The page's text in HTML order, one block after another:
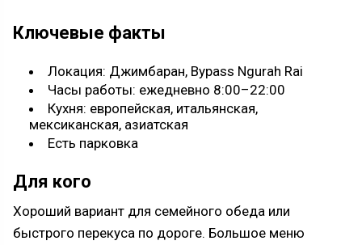
Ключевые факты
Локация: Джимбаран, Bypass Ngurah Rai
Часы работы: ежедневно 8:00–22:00
Кухня: европейская, итальянская,
мексиканская, азиатская
Есть парковка
Для кого
Хороший вариант для семейного обеда или
быстрого перекуса по дороге. Большое меню